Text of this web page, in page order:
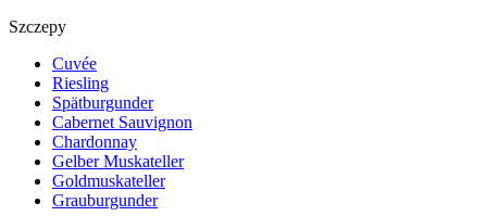
Szczepy
Cuvée
Riesling
Spätburgunder
Cabernet Sauvignon
Chardonnay
Gelber Muskateller
Goldmuskateller
Grauburgunder